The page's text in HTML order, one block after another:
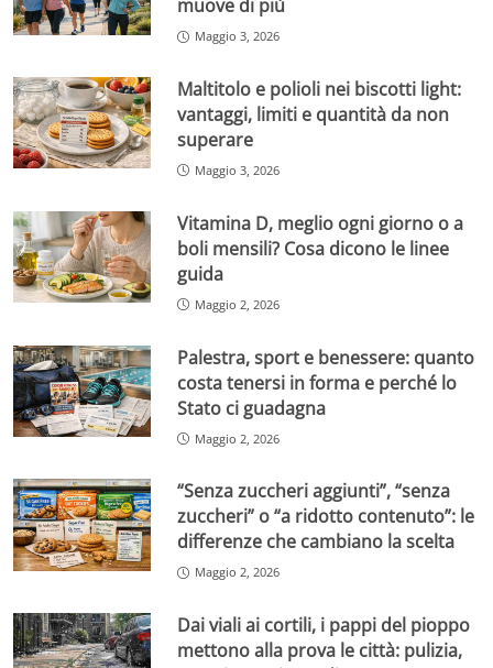
muove di più
Maggio 3, 2026
Maltitolo e polioli nei biscotti light:
vantaggi, limiti e quantità da non
superare
Maggio 3, 2026
Vitamina D, meglio ogni giorno o a
boli mensili? Cosa dicono le linee
guida
Maggio 2, 2026
Palestra, sport e benessere: quanto
costa tenersi in forma e perché lo
Stato ci guadagna
Maggio 2, 2026
“Senza zuccheri aggiunti”, “senza
zuccheri” o “a ridotto contenuto”: le
differenze che cambiano la scelta
Maggio 2, 2026
Dai viali ai cortili, i pappi del pioppo
mettono alla prova le città: pulizia,